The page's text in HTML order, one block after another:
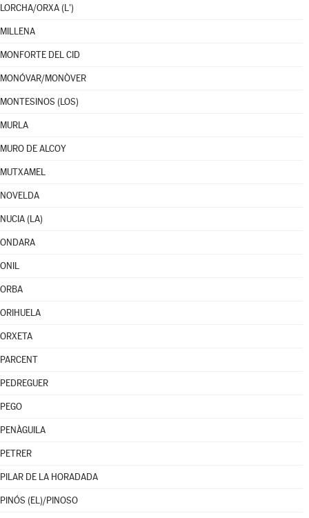
LORCHA/ORXA (L')
MILLENA
MONFORTE DEL CID
MONÓVAR/MONÒVER
MONTESINOS (LOS)
MURLA
MURO DE ALCOY
MUTXAMEL
NOVELDA
NUCIA (LA)
ONDARA
ONIL
ORBA
ORIHUELA
ORXETA
PARCENT
PEDREGUER
PEGO
PENÀGUILA
PETRER
PILAR DE LA HORADADA
PINÓS (EL)/PINOSO